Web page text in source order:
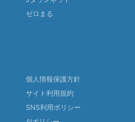
ゼロまる
個人情報保護方針
サイト利用規約
SNS利用ポリシー